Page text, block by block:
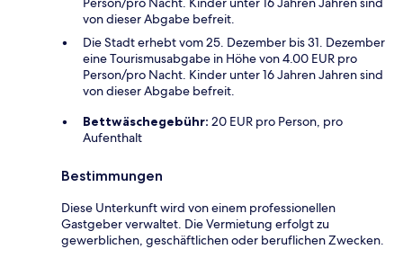
von dieser Abgabe befreit.
Die Stadt erhebt vom 25. Dezember bis 31. Dezember
eine Tourismusabgabe in Höhe von 4.00 EUR pro
Person/pro Nacht. Kinder unter 16 Jahren Jahren sind
von dieser Abgabe befreit.
Bettwäschegebühr: 20 EUR pro Person, pro
Aufenthalt
Bestimmungen
Diese Unterkunft wird von einem professionellen
Gastgeber verwaltet. Die Vermietung erfolgt zu
gewerblichen, geschäftlichen oder beruflichen Zwecken.